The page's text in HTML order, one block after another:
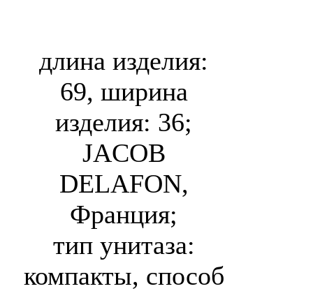
длина изделия:
69, ширина
изделия: 36;
JACOB
DELAFON,
Франция;
тип унитаза:
компакты, способ